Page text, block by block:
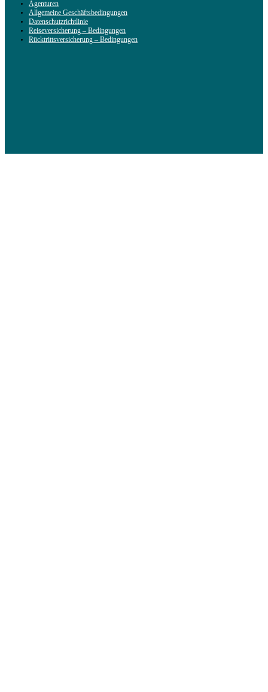
Agenturen
Allgemeine Geschäftsbedingungen
Datenschutzrichtlinie
Reiseversicherung – Bedingungen
Rücktrittsversicherung – Bedingungen